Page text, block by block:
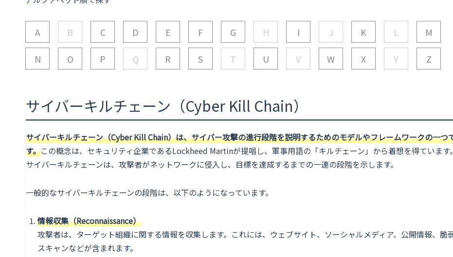
A B C D E F G H I J K L M
N O P Q R S T U V W X Y Z
サイバーキルチェーン（Cyber Kill Chain）
サイバーキルチェーン（Cyber Kill Chain）は、サイバー攻撃の進行段階を説明するためのモデルやフレームワークの一つ
す。この概念は、セキュリティ企業であるLockheed Martinが提唱し、軍事用語の「キルチェーン」から着想を得ています。
サイバーキルチェーンは、攻撃者がネットワークに侵入し、目標を達成するまでの一連の段階を示します。
一般的なサイバーキルチェーンの段階は、以下のようになっています。
情報収集（Reconnaissance）
攻撃者は、ターゲット組織に関する情報を収集します。これには、ウェブサイト、ソーシャルメディア、公開情報、脆
スキャンなどが含まれます。